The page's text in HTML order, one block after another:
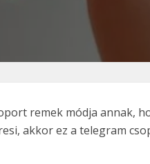
remek módja annak,
akkor ez a telegram